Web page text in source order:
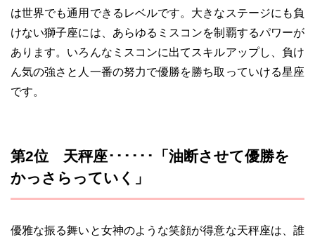
は世界でも通用できるレベルです。大きなステージにも負
けない獅子座には、あらゆるミスコンを制覇するパワーが
あります。いろんなミスコンに出てスキルアップし、負け
ん気の強さと人一番の努力で優勝を勝ち取っていける星座
です。
第2位 天秤座･･････「油断させて優勝を
かっさらっていく」
優雅な振る舞いと女神のような笑顔が得意な天秤座は、誰